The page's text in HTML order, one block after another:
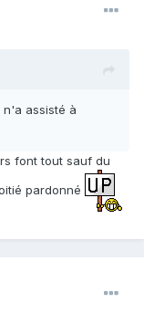
n'a assisté à
font tout sauf du
pardonné